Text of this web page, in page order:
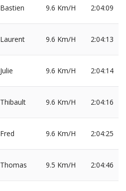
Bastien 9.6 Km/H 2:04:09
Laurent 9.6 Km/H 2:04:13
Julie 9.6 Km/H 2:04:14
Thibault 9.6 Km/H 2:04:16
Fred 9.6 Km/H 2:04:25
Thomas 9.5 Km/H 2:04:46